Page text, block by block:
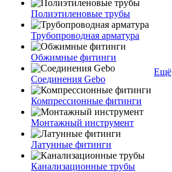
Полиэтиленовые трубы
Трубопроводная арматура
Обжимные фитинги
Соединения Gebo
Компрессионные фитинги
Монтажный инструмент
Латунные фитинги
Канализационные трубы
Ещё